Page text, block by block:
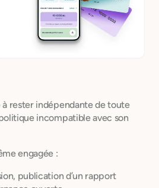
à rester indépendante de toute
incompatible avec son
engagée :
publication d’un rapport